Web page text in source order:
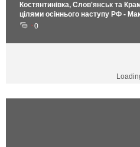
Костянтинівка, Слов'янськ та
цілями осіннього наступу РФ -
0